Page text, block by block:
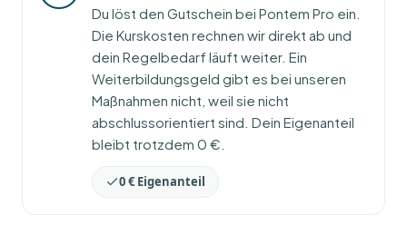
Du löst den Gutschein bei Pontem Pro ein.
Die Kurskosten rechnen wir direkt ab und
dein Regelbedarf läuft weiter. Ein
Weiterbildungsgeld gibt es bei unseren
Maßnahmen nicht, weil sie nicht
abschlussorientiert sind. Dein Eigenanteil
bleibt trotzdem 0 €.
0 € Eigenanteil